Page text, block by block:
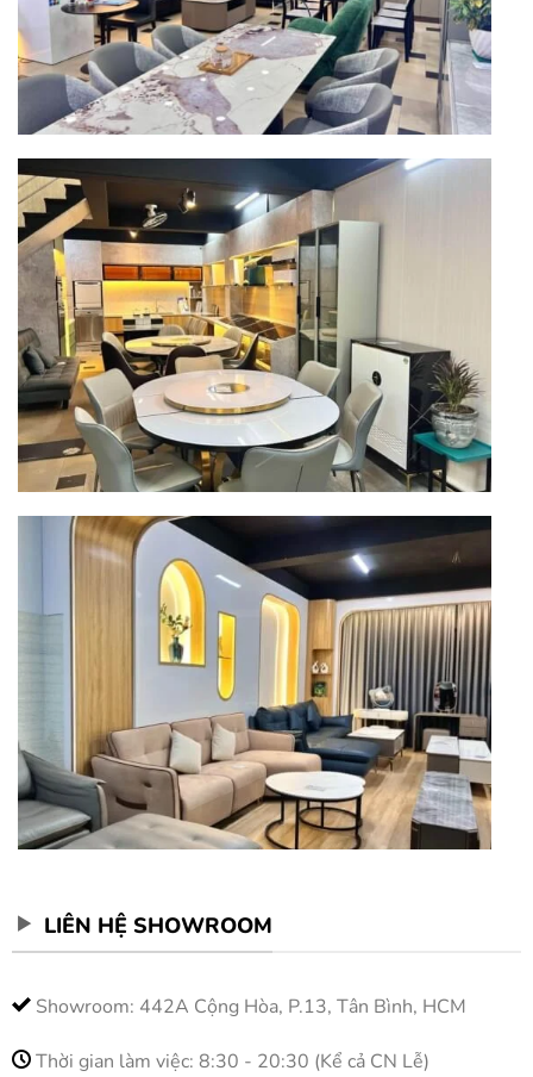
LIÊN HỆ SHOWROOM
Showroom: 442A Cộng Hòa, P.13, Tân Bình, HCM
Thời gian làm việc: 8:30 - 20:30 (Kể cả CN Lễ)